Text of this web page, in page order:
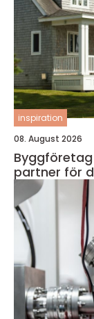
inspiration
08. August 2026
partner för